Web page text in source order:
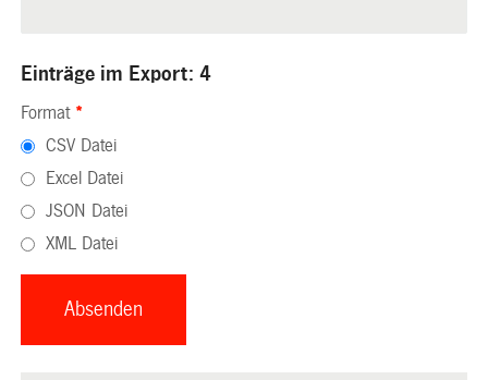
Einträge im Export: 4
Format *
CSV Datei
Excel Datei
JSON Datei
XML Datei